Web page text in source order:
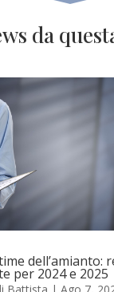
da
dell’amianto:
per 2024 e 2025
Battista | Ago 7,